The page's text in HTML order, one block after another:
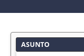
ASUNTO